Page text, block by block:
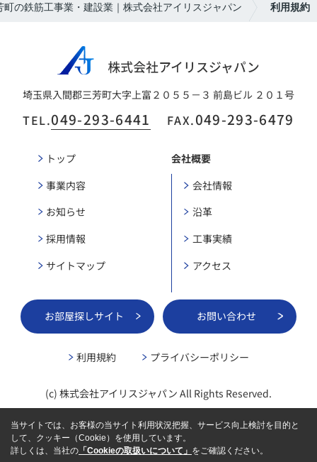
町の鉄筋工事業・建設業｜株式会社アイリスジャパン 利用規約
埼玉県入間郡三芳町大字上富２０５５－３ 前島ビル ２０１号
TEL.049-293-6441 FAX.049-293-6479
トップ
事業内容
お知らせ
採用情報
サイトマップ
会社概要
会社情報
沿革
工事実績
アクセス
お部屋探しサイト お問い合わせ
利用規約 プライバシーポリシー
(c) 株式会社アイリスジャパン All Rights Reserved.
当サイトでは、お客様の当サイト利用状況把握、サービス向上検討を目的と
して、クッキー（Cookie）を使用しています。
詳しくは、当社の 「Cookieの取扱いについて」 をご確認ください。